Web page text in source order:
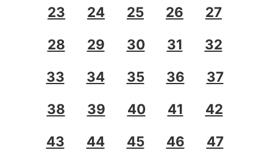
23
24 25 26
27
28
29 30 31
32
33
34 35 36
37
38
39 40 41
42
43
44 45 46
47